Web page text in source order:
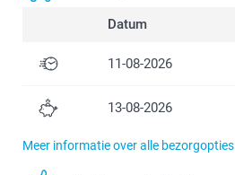
Datum
11-08-2026
13-08-2026
Meer informatie over alle bezorgopties